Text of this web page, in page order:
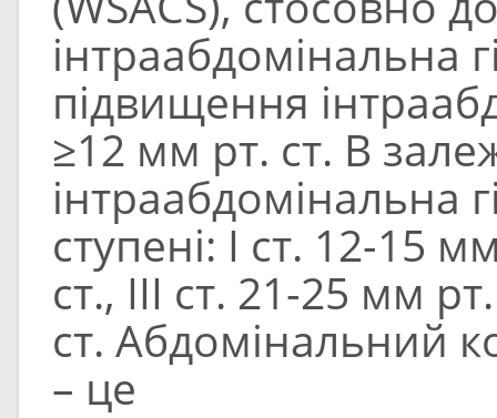
інтраабдомінальна
підвищення
≥12 мм рт. ст. В
інтраабдомінальна
ступені: I ст. 12-15
ст., III ст. 21-25 мм
ст. Абдомінальний
– це